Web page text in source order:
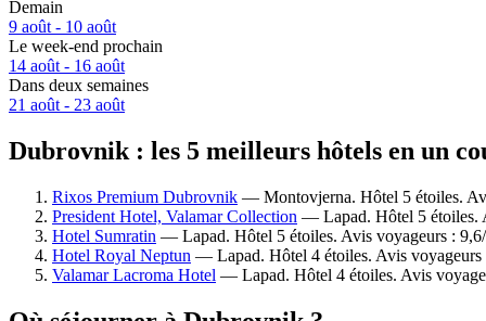
Demain
9 août - 10 août
Le week-end prochain
14 août - 16 août
Dans deux semaines
21 août - 23 août
Dubrovnik : les 5 meilleurs hôtels en un
Rixos Premium Dubrovnik — Montovjerna. Hôtel 5 étoiles.
President Hotel, Valamar Collection — Lapad. Hôtel 5 étoiles.
Hotel Sumratin — Lapad. Hôtel 5 étoiles. Avis voyageurs :
Hotel Royal Neptun — Lapad. Hôtel 4 étoiles. Avis
Valamar Lacroma Hotel — Lapad. Hôtel 4 étoiles. Avis